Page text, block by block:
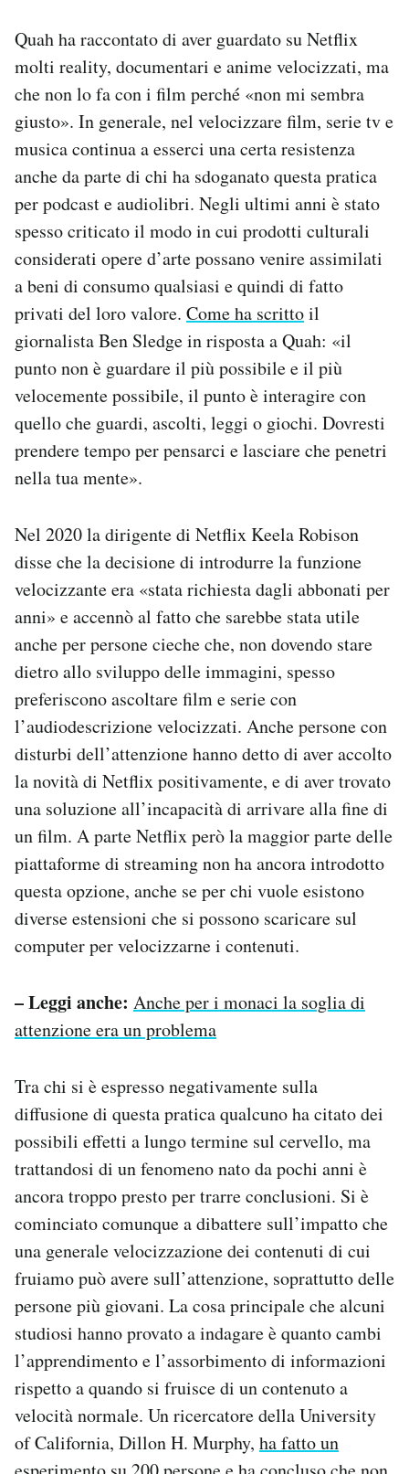
Quah ha raccontato di aver guardato su Netflix
molti reality, documentari e anime velocizzati, ma
che non lo fa con i film perché «non mi sembra
giusto». In generale, nel velocizzare film, serie tv e
musica continua a esserci una certa resistenza
anche da parte di chi ha sdoganato questa pratica
per podcast e audiolibri. Negli ultimi anni è stato
spesso criticato il modo in cui prodotti culturali
considerati opere d’arte possano venire assimilati
a beni di consumo qualsiasi e quindi di fatto
privati del loro valore. Come ha scrittoil
giornalista Ben Sledge in risposta a Quah: «il
punto non è guardare il più possibile e il più
velocemente possibile, il punto è interagire con
quello che guardi, ascolti, leggi o giochi. Dovresti
prendere tempo per pensarci e lasciare che penetri
nella tua mente».
Nel 2020 la dirigente di Netflix Keela Robison
disse che la decisione di introdurre la funzione
velocizzante era «stata richiesta dagli abbonati per
anni» e accennò al fatto che sarebbe stata utile
anche per persone cieche che, non dovendo stare
dietro allo sviluppo delle immagini, spesso
preferiscono ascoltare film e serie con
l’audiodescrizione velocizzati. Anche persone con
disturbi dell’attenzione hanno detto di aver accolto
la novità di Netflix positivamente, e di aver trovato
una soluzione all’incapacità di arrivare alla fine di
un film. A parte Netflix però la maggior parte delle
piattaforme di streaming non ha ancora introdotto
questa opzione, anche se per chi vuole esistono
diverse estensioni che si possono scaricare sul
computer per velocizzarne i contenuti.
– Leggi anche: Anche per i monaci la soglia di
attenzione era un problema
Tra chi si è espresso negativamente sulla
diffusione di questa pratica qualcuno ha citato dei
possibili effetti a lungo termine sul cervello, ma
trattandosi di un fenomeno nato da pochi anni è
ancora troppo presto per trarre conclusioni. Si è
cominciato comunque a dibattere sull’impatto che
una generale velocizzazione dei contenuti di cui
fruiamo può avere sull’attenzione, soprattutto delle
persone più giovani. La cosa principale che alcuni
studiosi hanno provato a indagare è quanto cambi
l’apprendimento e l’assorbimento di informazioni
rispetto a quando si fruisce di un contenuto a
velocità normale. Un ricercatore della University
of California, Dillon H. Murphy, ha fatto un